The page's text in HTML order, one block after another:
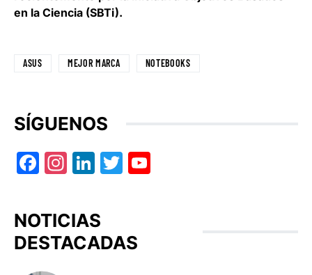
en la Ciencia (SBTi).
ASUS MEJOR MARCA NOTEBOOKS
SÍGUENOS
Facebook
Instagram
LinkedIn
Twitter
NOTICIAS
DESTACADAS